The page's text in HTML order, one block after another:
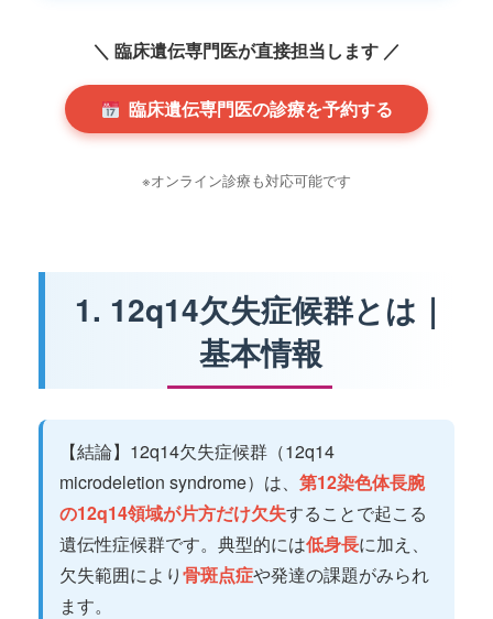
＼ 臨床遺伝専門医が直接担当します ／
臨床遺伝専門医の診療を予約する
※オンライン診療も対応可能です
1. 12q14欠失症候群とは｜
基本情報
【結論】12q14欠失症候群（12q14
microdeletion syndrome）は、 第12染色体長腕
の12q14領域が片方だけ欠失することで起こる
遺伝性症候群です。典型的には低身長に加え、
欠失範囲により骨斑点症や発達の課題がみられ
ます。